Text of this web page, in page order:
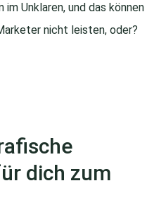
Unklaren, und das können
nicht leisten, oder?
dich zum